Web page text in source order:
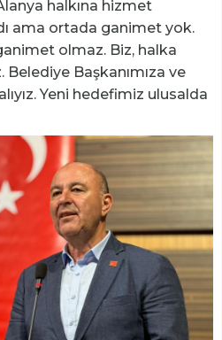
halkına hizmet
ama ortada ganimet yok.
olmaz. Biz, halka
Başkanımıza ve
Yeni hedefimiz ulusalda